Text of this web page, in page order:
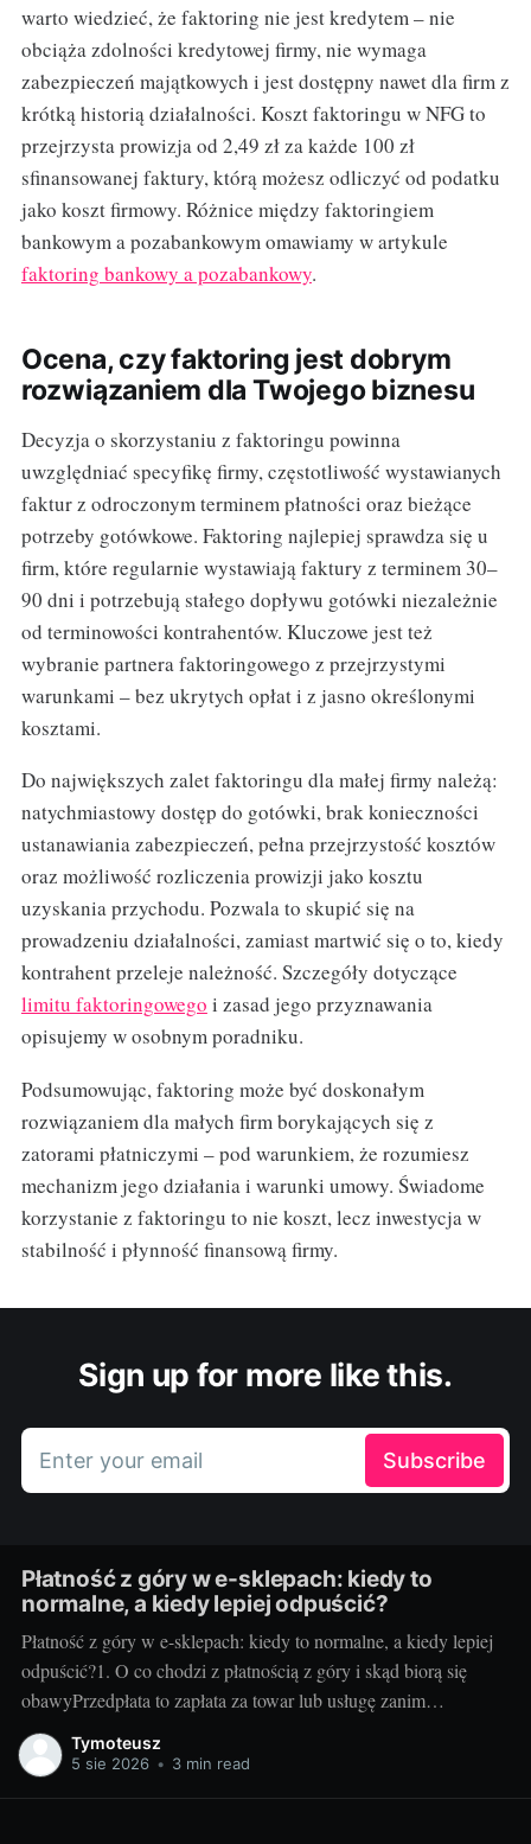
warto wiedzieć, że faktoring nie jest kredytem – nie
obciąża zdolności kredytowej firmy, nie wymaga
zabezpieczeń majątkowych i jest dostępny nawet dla firm z
krótką historią działalności. Koszt faktoringu w NFG to
przejrzysta prowizja od 2,49 zł za każde 100 zł
sfinansowanej faktury, którą możesz odliczyć od podatku
jako koszt firmowy. Różnice między faktoringiem
bankowym a pozabankowym omawiamy w artykule
faktoring bankowy a pozabankowy.
Ocena, czy faktoring jest dobrym
rozwiązaniem dla Twojego biznesu
Decyzja o skorzystaniu z faktoringu powinna
uwzględniać specyfikę firmy, częstotliwość wystawianych
faktur z odroczonym terminem płatności oraz bieżące
potrzeby gotówkowe. Faktoring najlepiej sprawdza się u
firm, które regularnie wystawiają faktury z terminem 30–
90 dni i potrzebują stałego dopływu gotówki niezależnie
od terminowości kontrahentów. Kluczowe jest też
wybranie partnera faktoringowego z przejrzystymi
warunkami – bez ukrytych opłat i z jasno określonymi
kosztami.
Do największych zalet faktoringu dla małej firmy należą:
natychmiastowy dostęp do gotówki, brak konieczności
ustanawiania zabezpieczeń, pełna przejrzystość kosztów
oraz możliwość rozliczenia prowizji jako kosztu
uzyskania przychodu. Pozwala to skupić się na
prowadzeniu działalności, zamiast martwić się o to, kiedy
kontrahent przeleje należność. Szczegóły dotyczące
limitu faktoringowego i zasad jego przyznawania
opisujemy w osobnym poradniku.
Podsumowując, faktoring może być doskonałym
rozwiązaniem dla małych firm borykających się z
zatorami płatniczymi – pod warunkiem, że rozumiesz
mechanizm jego działania i warunki umowy. Świadome
korzystanie z faktoringu to nie koszt, lecz inwestycja w
stabilność i płynność finansową firmy.
Sign up for more like this.
Enter your email Subscribe
Płatność z góry w e-sklepach: kiedy to
normalne, a kiedy lepiej odpuścić?
Płatność z góry w e-sklepach: kiedy to normalne, a kiedy lepiej
odpuścić?1. O co chodzi z płatnością z góry i skąd biorą się
obawyPrzedpłata to zapłata za towar lub usługę zanim
sprzedawca je wyśle albo wykona. Sklepy proszą o nią z kilku
powodów: poprawia to płynność finansową, pozwala
Tymoteusz
5 sie 2026 • 3 min read